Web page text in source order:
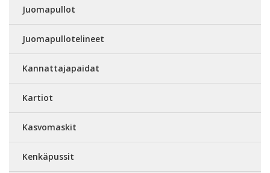
Juomapullot
Juomapullotelineet
Kannattajapaidat
Kartiot
Kasvomaskit
Kenkäpussit